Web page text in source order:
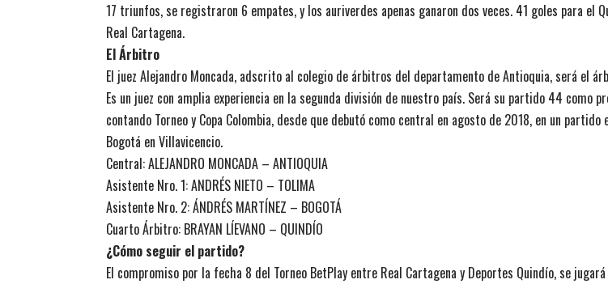
17 triunfos, se registraron 6 empates, y los auriverdes apenas ganaron dos veces. 41 goles para el
Real Cartagena.
El Árbitro
El juez Alejandro Moncada, adscrito al colegio de árbitros del departamento de Antioquia, será el
Es un juez con amplia experiencia en la segunda división de nuestro país. Será su partido 44 como
contando Torneo y Copa Colombia, desde que debutó como central en agosto de 2018, en un partido
Bogotá en Villavicencio.
Central: ALEJANDRO MONCADA – ANTIOQUIA
Asistente Nro. 1: ANDRÉS NIETO – TOLIMA
Asistente Nro. 2: ÁNDRÉS MARTÍNEZ – BOGOTÁ
Cuarto Árbitro: BRAYAN LÍEVANO – QUINDÍO
¿Cómo seguir el partido?
El compromiso por la fecha 8 del Torneo BetPlay entre Real Cartagena y Deportes Quindío, se